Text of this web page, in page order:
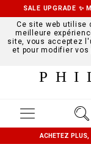
SALE UPGRADE ✨
Ce site web utilise
meilleure
site, vous acceptez
et pour modifier
ACHETEZ